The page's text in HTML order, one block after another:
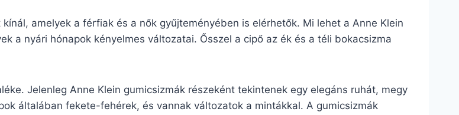
amelyek a férfiak és a nők gyűjteményében is elérhetők. Mi lehet a Anne Klein
a nyári hónapok kényelmes változatai. Ősszel a cipő az ék és a téli bokacsizma
Jelenleg Anne Klein gumicsizmák részeként tekintenek egy elegáns ruhát, megy
általában fekete-fehérek, és vannak változatok a mintákkal. A gumicsizmák